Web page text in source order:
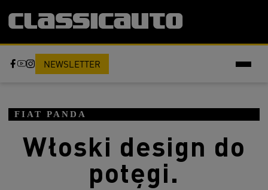
NEWSLETTER
FIAT PANDA
Włoski design do
potęgi.